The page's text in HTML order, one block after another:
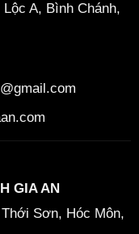
A, Bình Chánh,
GIA AN
Sơn, Hóc Môn,